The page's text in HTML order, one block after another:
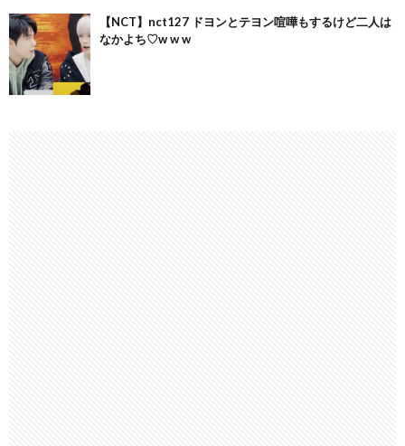
【NCT】nct127 ドヨンとテヨン喧嘩もするけど二人は
なかよち♡w w w